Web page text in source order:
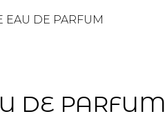
EAU DE PARFUM
DE PARFUM